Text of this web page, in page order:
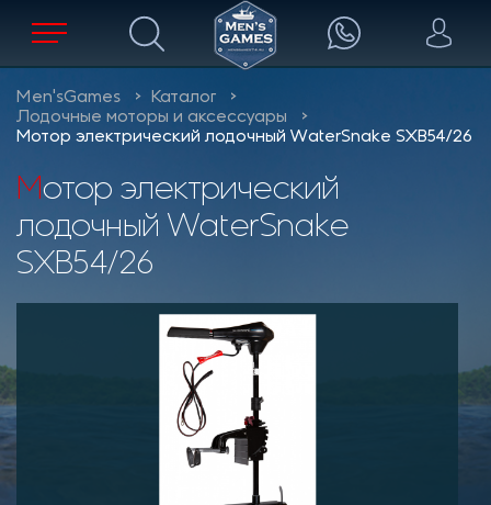
Men'sGames
Каталог
Лодочные моторы и аксессуары
Мотор электрический лодочный WaterSnake SXB54/26
Мотор электрический
лодочный WaterSnake
SXB54/26